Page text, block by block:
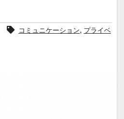
コミュニケーション, プライベ